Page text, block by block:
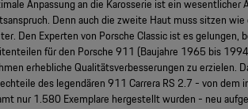
Anpassung an die Karosserie ist ein wesentlicher
Denn auch die zweite Haut muss sitzen
Den Experten von Porsche Classic ist es gelungen,
für den Porsche 911 (Baujahre 1965 bis
erhebliche Qualitätsverbesserungen zu erzielen.
des legendären 911 Carrera RS 2.7 - von dem
nur 1.580 Exemplare hergestellt wurden - neu